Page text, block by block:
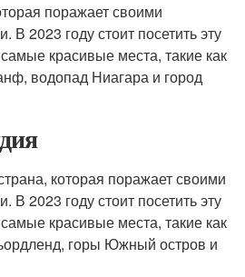
поражает своими
В 2023 году стоит посетить эту
красивые места, такие как
водопад Ниагара и город
которая поражает своими
В 2023 году стоит посетить эту
красивые места, такие как
горы Южный остров и